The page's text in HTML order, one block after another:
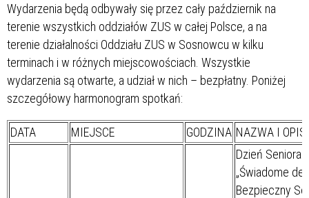
Wydarzenia będą odbywały się przez cały październik na
terenie wszystkich oddziałów ZUS w całej Polsce, a na
terenie działalności Oddziału ZUS w Sosnowcu w kilku
terminach i w różnych miejscowościach. Wszystkie
wydarzenia są otwarte, a udział w nich – bezpłatny. Poniżej
szczegółowy harmonogram spotkań:
DATA MIEJSCE GODZINA NAZWA I OPIS
Dzień Seniora
„Świadome
Bezpieczny